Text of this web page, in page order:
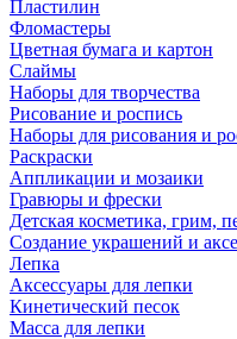
Пластилин
Фломастеры
Цветная бумага и картон
Слаймы
Наборы для творчества
Рисование и роспись
Наборы для рисования и
Раскраски
Аппликации и мозаики
Гравюры и фрески
Детская косметика, грим,
Создание украшений и
Лепка
Аксессуары для лепки
Кинетический песок
Масса для лепки